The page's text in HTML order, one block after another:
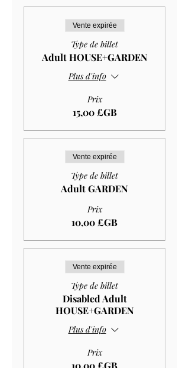
Vente expirée
Type de billet
Adult HOUSE+GARDEN
Plus d'info
Prix
15,00 £GB
Vente expirée
Type de billet
Adult GARDEN
Prix
10,00 £GB
Vente expirée
Type de billet
Disabled Adult
HOUSE+GARDEN
Plus d'info
Prix
10,00 £GB